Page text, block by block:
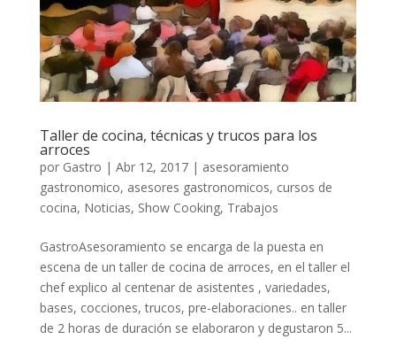
Taller de cocina, técnicas y trucos para los
arroces
por Gastro | Abr 12, 2017| asesoramiento
gastronomico, asesores gastronomicos, cursos de
cocina, Noticias, Show Cooking, Trabajos
GastroAsesoramiento se encarga de la puesta en
escena de un taller de cocina de arroces, en el taller el
chef explico al centenar de asistentes , variedades,
bases, cocciones, trucos, pre-elaboraciones.. en taller
de 2 horas de duración se elaboraron y degustaron 5...